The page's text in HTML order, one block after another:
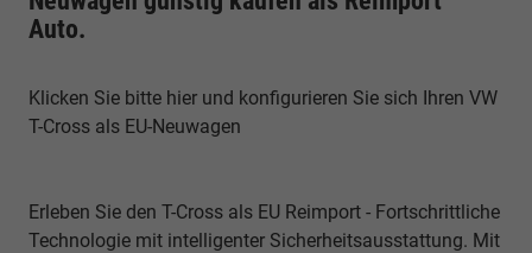
Auto.
Klicken Sie bitte hier und konfigurieren Sie sich Ihren VW
T-Cross als EU-Neuwagen
Erleben Sie den T-Cross als EU Reimport - Fortschrittliche
Technologie mit intelligenter Sicherheitsausstattung. Mit